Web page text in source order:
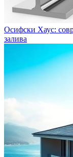
Осифски Хаус:
залива